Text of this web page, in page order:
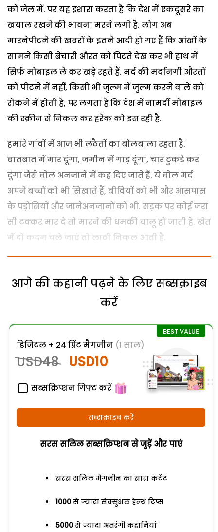
को जेल में. पर यह इशारा करता है कि देश में एकदूसरे का
खयाल रखने की भावना मरने लगी है. लोग अब
मारनेपीटने की खबरों के इतने आदी हो गए हैं कि आंखों के
सामने किसी बेचारी औरत को पिटते देख कर भी हाथ में
सिर्फ मोबाइल ले कर खड़े रहते हैं. मर्द की मर्दानगी औरतों
को पीटने में नहीं, किसी भी जुल्म में जुल्म करने वाले को
रोकने में होती है, पर लगता है कि देश में नामर्दी मोबाइल
की स्क्रीन से निकल कर हरेक को डस रही है.
हमारे गांवों में आज भी लठैतों का बोलबाला रहता है.
बातबात में मार दूंगा, जमीन में गाड़ दूंगा, चार टुकड़े कर
दूंगा जैसे बोल अनजाने में कह दिए जाते हैं. ये बोल मर्द
अपने बच्चों को भी सिखाते हैं, बीवियों को भी और आसपास
के पड़ोसियों और जानेअनजानों को भी. सड़क पर कोई जरा
सी टक्कर मार दे तो मारने की धमकी चालू हो जाती है. खेत
में दो कदम चले जाएं तो लाठी निकल आती है.
आगे की कहानी पढ़ने के लिए सब्सक्राइब
करें
डिजिटल + 24 प्रिंट मैगजीन (1 साल)
USD48 USD10
सब्सक्रिप्शन गिफ्ट करें
सब्सक्राइब करें
सरस सलिल सब्सक्रिप्शन से जुड़ेें और पाएं
सरस सलिल मैगजीन का सारा कंटेंट
1000 से ज्यादा सेक्सुअल हेल्थ टिप्स
5000 से ज्यादा अतरंगी कहानियां